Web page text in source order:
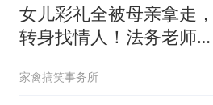
女儿彩礼全被母亲拿走，
转身找情人！法务老师硬
家禽搞笑事务所